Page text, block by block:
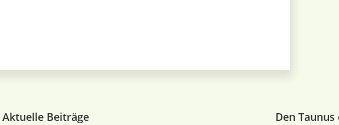
Aktuelle Beiträge Den